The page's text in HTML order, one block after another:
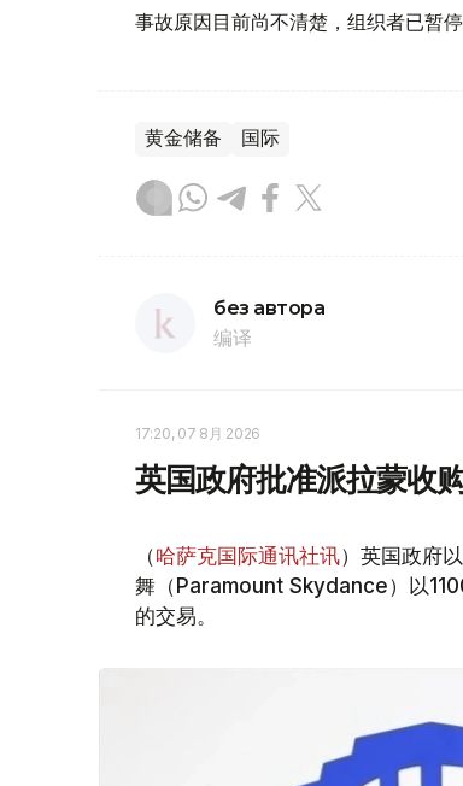
事故原因目前尚不清楚，组织者已暂停
黄金储备 国际
без автора
编译
17:20, 07 8月 2026
英国政府批准派拉蒙收
（哈萨克国际通讯社讯）英国政府
舞（Paramount Skydance）以
的交易。